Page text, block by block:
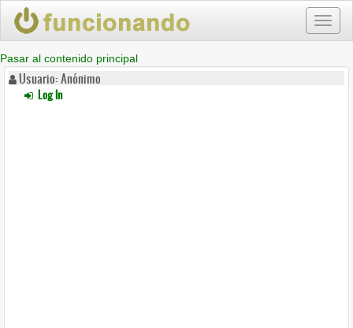
Pasar al contenido principal
Usuario: Anónimo
Log In